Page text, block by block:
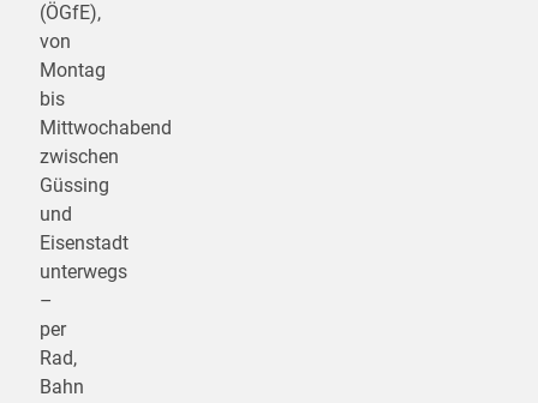
(ÖGfE),
von
Montag
bis
Mittwochabend
zwischen
Güssing
und
Eisenstadt
unterwegs
–
per
Rad,
Bahn